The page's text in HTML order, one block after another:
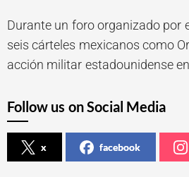
Durante un foro organizado por
seis cárteles mexicanos como
acción militar estadounidense
Follow us on Social Media
x facebook